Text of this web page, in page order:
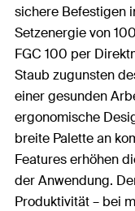
sichere Befestigen
Setzenergie von
FGC 100 per
Staub zugunsten
einer gesunden
ergonomische
breite Palette an
Features erhöhen
der Anwendung.
Produktivität – bei